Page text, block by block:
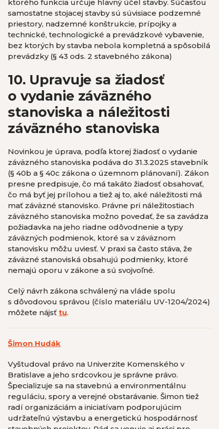
ktorého funkcia určuje hlavný účel stavby. Súčasťou
samostatne stojacej stavby sú súvisiace podzemné
priestory, nadzemné konštrukcie, prípojky a
technické, technologické a prevádzkové vybavenie,
bez ktorých by stavba nebola kompletná a spôsobilá
prevádzky (§ 43 ods. 2 stavebného zákona)
10. Upravuje sa žiadosť
o vydanie záväzného
stanoviska a náležitosti
záväzného stanoviska
Novinkou je úprava, podľa ktorej žiadosť o vydanie
záväzného stanoviska podáva do 31.3.2025 stavebník
(§ 40b a § 40c zákona o územnom plánovaní). Zákon
presne predpisuje, čo má takáto žiadosť obsahovať,
čo má byť jej prílohou a tiež aj to, aké náležitosti má
mať záväzné stanovisko. Právne pri náležitostiach
záväzného stanoviska možno povedať, že sa zavádza
požiadavka na jeho riadne odôvodnenie a typy
záväzných podmienok, ktoré sa v záväznom
stanovisku môžu uviesť. V praxi sa často stáva, že
záväzné stanoviská obsahujú podmienky, ktoré
nemajú oporu v zákone a sú svojvoľné.
Celý návrh zákona schválený na vláde spolu
s dôvodovou správou (číslo materiálu UV-1204/2024)
môžete nájsť tu.
Šimon Hudák
Vyštudoval právo na Univerzite Komenského v
Bratislave a jeho srdcovkou je správne právo.
Špecializuje sa na stavebnú a environmentálnu
reguláciu, spory a verejné obstarávanie. Šimon tiež
radí organizáciám a iniciatívam podporujúcim
udržateľnú výstavbu a energetickú hospodárnosť